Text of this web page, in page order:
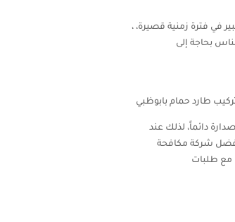
في فترة زمنية قصيرة، ،
بحاجة إلى
طارد حمام بابوظبي
دائماً، لذلك عند
افضل شركة مكافحة
مع طلبات